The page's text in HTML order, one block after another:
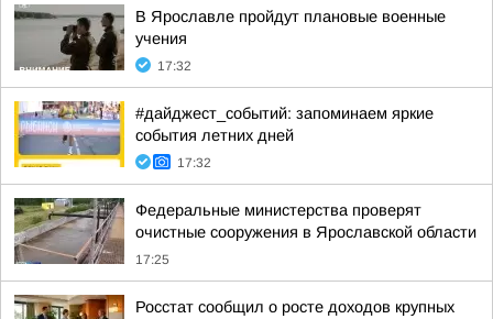
В Ярославле пройдут плановые военные
учения
17:32
#дайджест_событий: запоминаем яркие
события летних дней
17:32
Федеральные министерства проверят
очистные сооружения в Ярославской области
17:25
Росстат сообщил о росте доходов крупных